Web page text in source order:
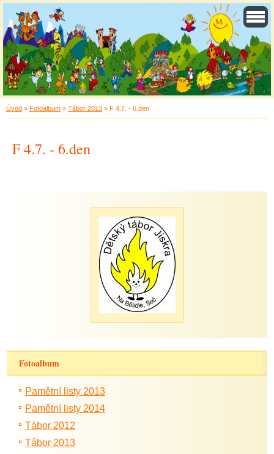
Úvod » Fotoalbum » Tábor 2013 » F 4.7. - 6.den
F 4.7. - 6.den
Fotoalbum
Pamětní listy 2013
Pamětní listy 2014
Tábor 2012
Tábor 2013